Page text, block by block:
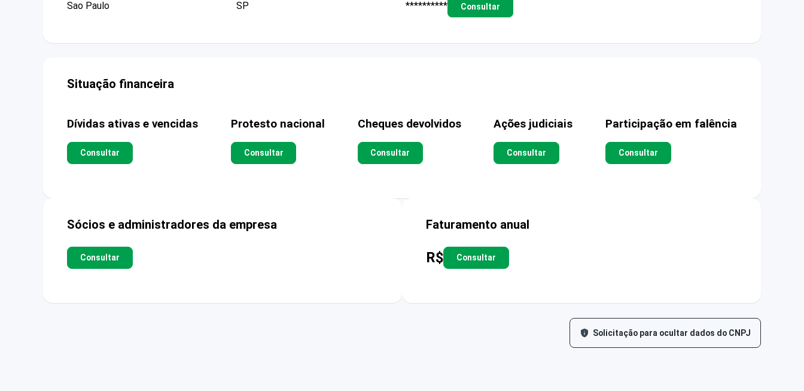
Sao Paulo
SP
**********
Consultar
Situação financeira
Dívidas ativas e vencidas
Consultar
Protesto nacional
Consultar
Cheques devolvidos
Consultar
Ações judiciais
Consultar
Participação em falência
Consultar
Sócios e administradores da empresa
Consultar
Faturamento anual
R$ Consultar
Solicitação para ocultar dados do CNPJ